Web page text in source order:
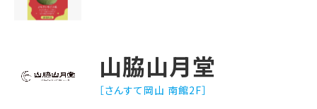
山脇山月堂
［さんすて岡山 南館2F］